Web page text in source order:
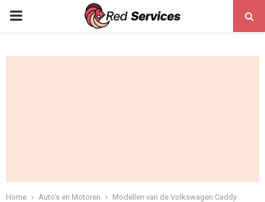
PRIMARY
Home Auto's en Motoren Modellen van de Volkswagen Caddy